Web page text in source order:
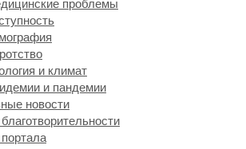
проблемы
и климат
и пандемии
новости